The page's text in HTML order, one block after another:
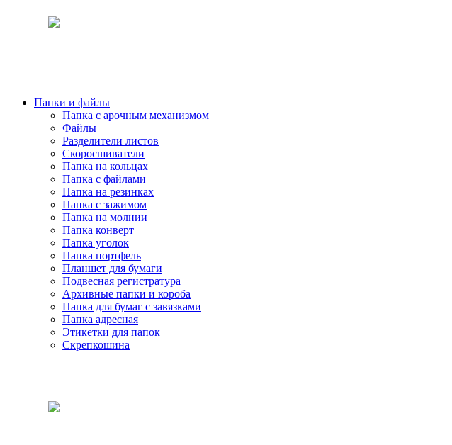
Папки и файлы
Папка с арочным механизмом
Файлы
Разделители листов
Скоросшиватели
Папка на кольцах
Папка с файлами
Папка на резинках
Папка с зажимом
Папка на молнии
Папка конверт
Папка уголок
Папка портфель
Планшет для бумаги
Подвесная регистратура
Архивные папки и короба
Папка для бумаг с завязками
Папка адресная
Этикетки для папок
Скрепкошина